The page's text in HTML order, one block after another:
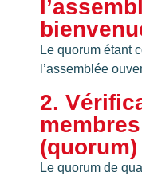
Le quorum étant
l’assemblée
2.
(quorum)
Le quorum de